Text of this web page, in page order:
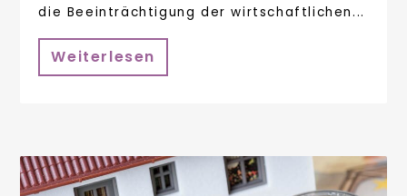
die Beeinträchtigung der wirtschaftlichen...
Weiterlesen